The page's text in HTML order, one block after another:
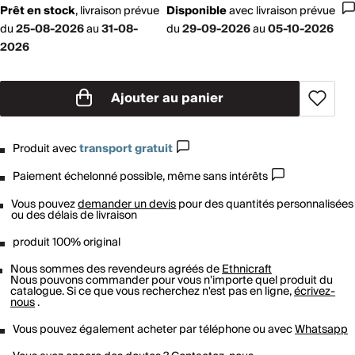
Prêt en stock,livraison prévue
du25-08-2026au31-08-
2026
Disponibleaveclivraison prévue
du29-09-2026au05-10-2026
Ajouter au panier
Produit avectransport gratuit
Paiement échelonné possible, même sans intérêts
Vous pouvezdemander un devispour des quantités personnalisées
ou des délais de livraison
produit 100% original
Nous sommes des revendeurs agréés deEthnicraft
Nous pouvons commander pour vous n’importe quel produit du
catalogue. Si ce que vous recherchez n'est pas en ligne,écrivez-
nous.
Vous pouvez également acheter par téléphone ou avecWhatsapp